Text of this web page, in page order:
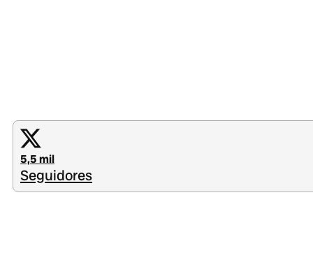
5,5 mil
Seguidores